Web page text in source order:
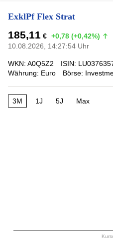
ExklPf Flex Strat
185,11 € +0,78 (+0,42%)
10.08.2026, 14:27:54 Uhr
WKN: A0Q5Z2 ISIN:
Währung: Euro
Börse:
3M 1J 5J Max